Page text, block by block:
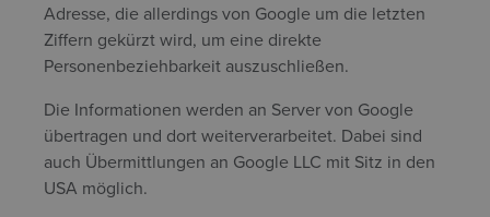
Adresse, die allerdings von Google um die letzten
Ziffern gekürzt wird, um eine direkte
Personenbeziehbarkeit auszuschließen.
Die Informationen werden an Server von Google
übertragen und dort weiterverarbeitet. Dabei sind
auch Übermittlungen an Google LLC mit Sitz in den
USA möglich.